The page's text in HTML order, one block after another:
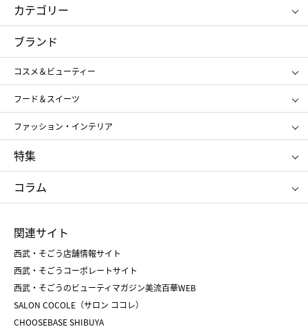
カテゴリー
コスメ＆ビューティー
ギフト
レディース
メンズ
スポーツ・アウトドア
お中元
お歳暮
ブランド
コスメ＆ビューティー
SHISEIDO
ポール&ジョー ボーテ
ジルスチュアート
NARS
RMK
クリニーク
SK-Ⅱ
フード＆スイーツ
アンリ・シャルパンティエ
ゴディバ
新宿高野
たねや
ねんりん家
ファッション・インテリア
ポロ ラルフ ローレン
タケオ キクチ
ママ＆キッズ
シュタイフ
特集
お中元
ひな人形
五月人形
父の日
クリスマスケーキ
ホワイトデー
コラム
菓子折り
和菓子
人気のギフト
バレンタイン
ホワイトデー
おせち
関連サイト
西武・そごう店舗情報サイト
西武・そごうコーポレートサイト
西武・そごうのビューティマガジン美流百華WEB
SALON COCOLE（サロン ココレ）
CHOOSEBASE SHIBUYA